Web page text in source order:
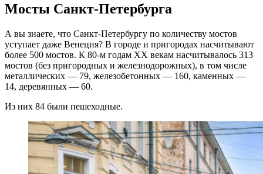
Мосты Санкт-Петербурга
А вы знаете, что Санкт-Петербургу по количеству мостов
уступает даже Венеция? В городе и пригородах насчитывают
более 500 мостов. К 80-м годам XX векам насчитывалось 313
мостов (без пригородных и железнодорожных), в том числе
металлических — 79, железобетонных — 160, каменных —
14, деревянных — 60.
Из них 84 были пешеходные.